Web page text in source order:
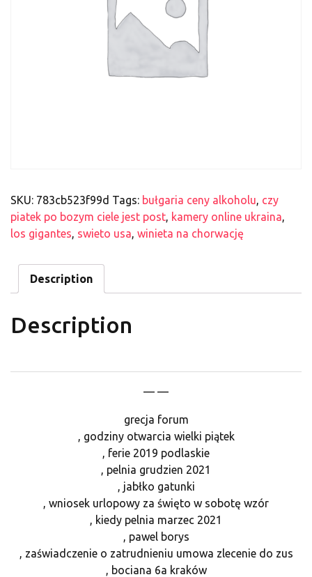
SKU: 783cb523f99d Tags: bułgaria ceny alkoholu, czy
piatek po bozym ciele jest post, kamery online ukraina,
los gigantes, swieto usa, winieta na chorwację
Description
Description
— —
grecja forum
, godziny otwarcia wielki piątek
, ferie 2019 podlaskie
, pelnia grudzien 2021
, jabłko gatunki
, wniosek urlopowy za święto w sobotę wzór
, kiedy pelnia marzec 2021
, pawel borys
, zaświadczenie o zatrudnieniu umowa zlecenie do zus
, bociana 6a kraków